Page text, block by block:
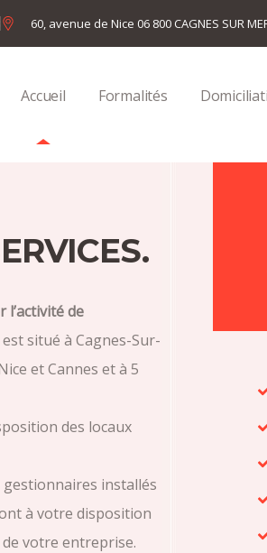
60, avenue de Nice 06 800 CAGNES SUR
Accueil Formalités
de
situé à Cagnes-Sur-
et Cannes et à 5
des locaux
gestionnaires installés
à votre disposition
votre entreprise.